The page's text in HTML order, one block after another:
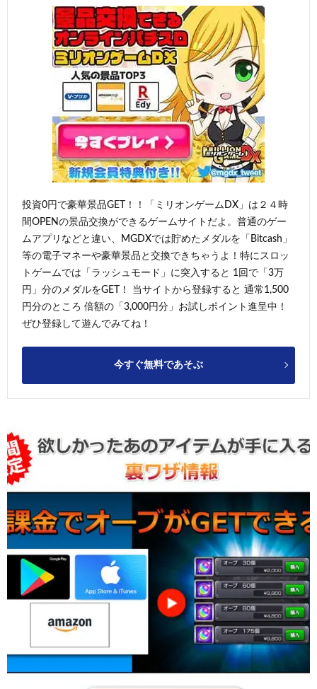
投資0円で豪華景品GET！！「ミリオンゲームDX」は２４時
間OPENの景品交換ができるゲームサイトだよ。普通のゲー
ムアプリなどと違い、MGDXでは貯めたメダルを「Bitcash」
等の電子マネーや豪華景品と交換できちゃうよ！特にスロッ
トゲームでは「ラッシュモード」に突入すると 1回で「3万
円」分のメダルをGET！ 当サイトから登録すると 通常1,500
円分のところ 倍額の「3,000円分」お試しポイント進呈中！
ぜひ登録して遊んでみてね！
今すぐ無料であそぶ